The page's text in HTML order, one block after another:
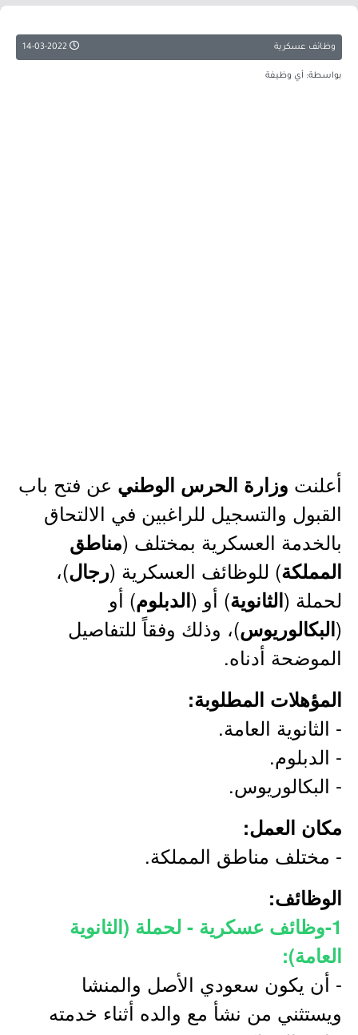
وظائف عسكرية
بواسطة: أي وظيفة
أعلنت وزارة الحرس الوطني عن فتح باب
القبول والتسجيل للراغبين في الالتحاق
بالخدمة العسكرية بمختلف (مناطق
المملكة) للوظائف العسكرية (رجال)،
لحملة (الثانوية) أو (الدبلوم) أو
(البكالوريوس)، وذلك وفقاً للتفاصيل
الموضحة أدناه.
المؤهلات المطلوبة:
- الثانوية العامة.
- الدبلوم.
- البكالوريوس.
مكان العمل:
- مختلف مناطق المملكة.
الوظائف:
1-وظائف عسكرية - لحملة (الثانوية
العامة):
- أن يكون سعودي الأصل والمنشا
ويستثني من نشأ مع والده أثناء خدمته